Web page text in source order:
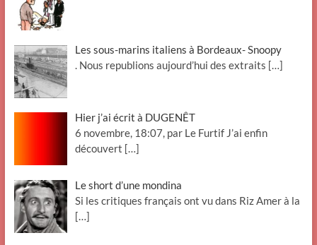
Les sous-marins italiens à Bordeaux- Snoopy
. Nous republions aujourd’hui des extraits […]
Hier j’ai écrit à DUGENÊT
6 novembre, 18:07, par Le Furtif J’ai enfin
découvert […]
Le short d’une mondina
Si les critiques français ont vu dans Riz Amer à la
[…]